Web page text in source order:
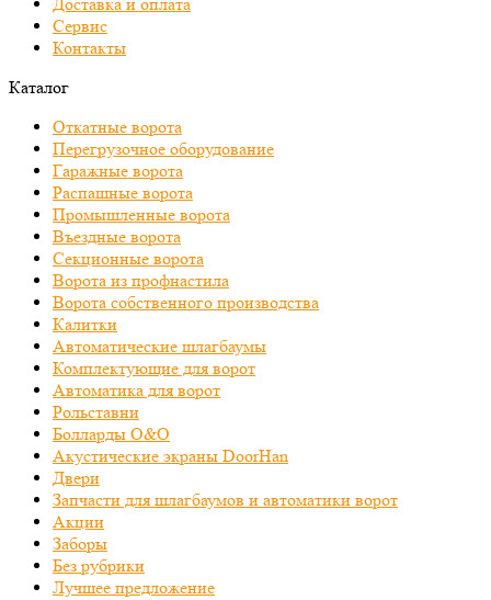
Доставка и оплата
Сервис
Контакты
Каталог
Откатные ворота
Перегрузочное оборудование
Гаражные ворота
Распашные ворота
Промышленные ворота
Въездные ворота
Секционные ворота
Ворота из профнастила
Ворота собственного производства
Калитки
Автоматические шлагбаумы
Комплектующие для ворот
Автоматика для ворот
Рольставни
Болларды O&O
Акустические экраны DoorHan
Двери
Запчасти для шлагбаумов и автоматики ворот
Акции
Заборы
Без рубрики
Лучшее предложение